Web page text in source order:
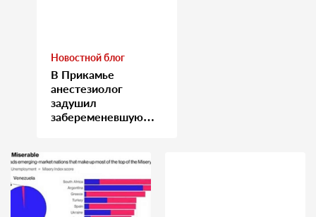
Новостной блог
В Прикамье
анестезиолог
задушил
забеременевшую